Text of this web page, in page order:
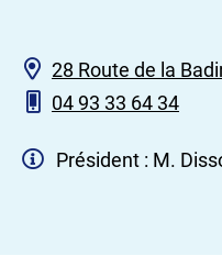
28 Route de la
04 93 33 64 34
Président : M.